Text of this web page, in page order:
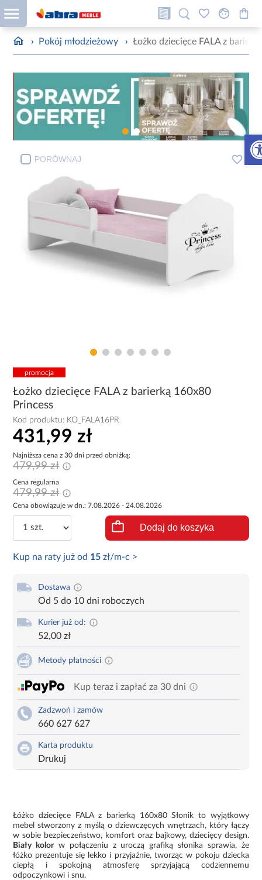
› Pokój młodzieżowy › Łożko dziecięce FALA z
PORÓWNAJ
promocja
Łożko dziecięce FALA z barierką 160x80
Princess
Kod produktu: KO_FALA16PR
431,99 zł
Najniższa cena z 30 dni przed obniżką:
479,99 zł
Cena regularna
479,99 zł
Cena obowiązuje w dn.: 7.08.2026 - 24.08.2026
Dodaj do koszyka
Kup na raty już od 15 zł/m-c >
Dostawa
Od 5 do 10 dni roboczych
Kurier już od:
52,00 zł
Metody płatności
Kup teraz i zapłać za 30 dni
Zadzwoń i zamów
660 627 627
Karta produktu
Drukuj
Łóżko dziecięce FALA z barierką 160x80 Słonik to wyjątkowy
mebel stworzony z myślą o dziewczęcych wnętrzach, który łączy
w sobie bezpieczeństwo, komfort oraz bajkowy, dziecięcy design.
Biały kolorw połączeniu z uroczą grafiką słonika sprawia, że
łóżko prezentuje się lekko i przyjaźnie, tworząc w pokoju dziecka
ciepłą i spokojną atmosferę sprzyjającą codziennemu
odpoczynkowi i snu.